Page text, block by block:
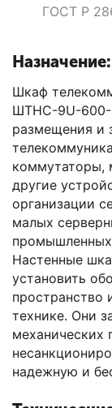
ГОСТ Р
Назначение:
Шкаф
ШТНС-9U-600-
размещения и
коммутаторы,
другие
организации
малых
Настенные
установить
пространство
технике. Они
механических
надежную и